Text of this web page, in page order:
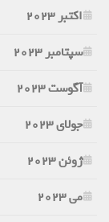
اکتبر 2023
سپتامبر 2023
آگوست 2023
جولای 2023
ژوئن 2023
می 2023